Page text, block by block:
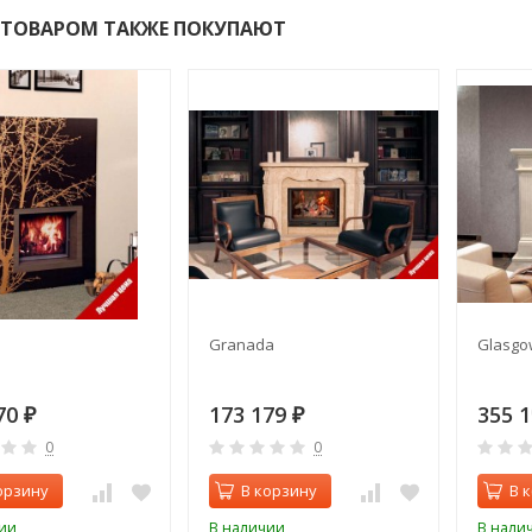
ТАКЖЕ ПОКУПАЮТ
₽
0
Granada
173 179 ₽
0
В корзину
В наличии
355
В
В